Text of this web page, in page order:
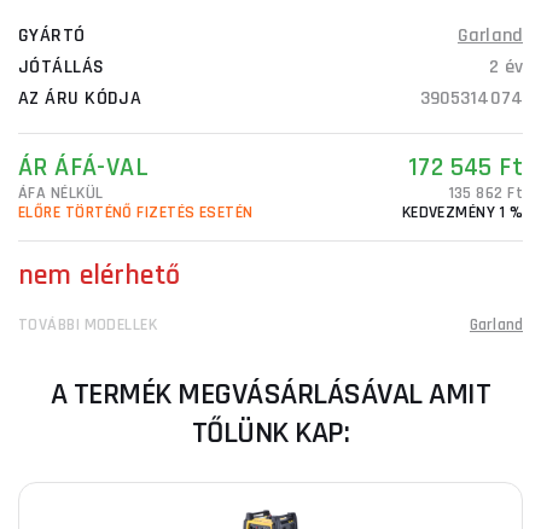
GYÁRTÓ
Garland
JÓTÁLLÁS
2 év
AZ ÁRU KÓDJA
3905314074
ÁR ÁFÁ-VAL 172 545 Ft
ÁFA NÉLKÜL
135 862 Ft
ELŐRE TÖRTÉNŐ FIZETÉS ESETÉN
KEDVEZMÉNY 1 %
nem elérhető
TOVÁBBI MODELLEK Garland
A TERMÉK MEGVÁSÁRLÁSÁVAL AMIT
TŐLÜNK KAP: